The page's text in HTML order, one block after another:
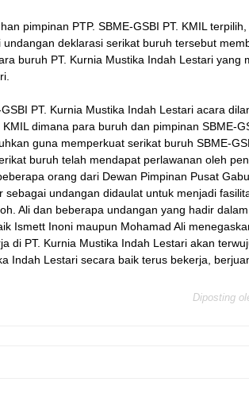
pimpinan PTP. SBME-GSBI PT. KMIL
deklarasi serikat buruh tersebut
buruh PT. Kurnia Mustika Indah Lestari yang
PT. Kurnia Mustika Indah Lestari acara
dimana para buruh dan pimpinan SBME-
guna memperkuat serikat buruh SBME-
buruh telah mendapat perlawanan oleh
orang dari Dewan Pimpinan Pusat
sebagai undangan didaulat untuk menjadi
Ali dan beberapa undangan yang hadir
Ismett Inoni maupun Mohamad Ali
di PT. Kurnia Mustika Indah Lestari akan
Indah Lestari secara baik terus bekerja,
Diposting